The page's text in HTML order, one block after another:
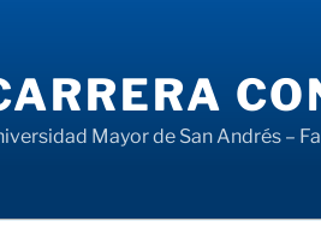
Mayor de San Andrés –